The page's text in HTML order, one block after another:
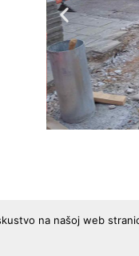
na našoj web